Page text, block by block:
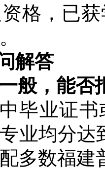
格，已
解答
般，能否
毕业证
业均分
多数福建